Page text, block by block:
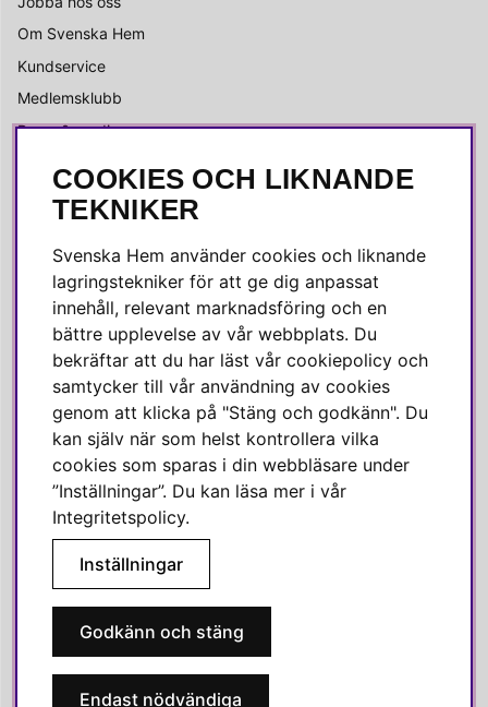
Om Svenska Hem
Kundservice
Medlemsklubb
Press & media
SOCIALA MEDIER
Instagram
Linkedin
Pinterest
SVENSKA HEM
Varmt välkommen till Svenska Hem!
Vi värdesätter våra kunder högt och finns här för att hjälpa dig
om du har några frågor eller vill ha inspiration.
010-35 00 610
E-post: e-handel@svenskahem.se
Våra butiker
COOKIES OCH LIKNANDE
TEKNIKER
Svenska Hem använder cookies och liknande
lagringstekniker för att ge dig anpassat
innehåll, relevant marknadsföring och en
bättre upplevelse av vår webbplats. Du
bekräftar att du har läst vår cookiepolicy och
samtycker till vår användning av cookies
genom att klicka på "Stäng och godkänn". Du
kan själv när som helst kontrollera vilka
cookies som sparas i din webbläsare under
”Inställningar”. Du kan läsa mer i vår
Integritetspolicy.
Inställningar
Godkänn och stäng
Endast nödvändiga